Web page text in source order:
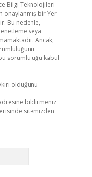
Bilgi Teknolojileri
onaylanmış bir Yer
Bu nedenle,
veya
Ancak,
sorumluluğu kabul
olduğunu
bildirmeniz
sitemizden